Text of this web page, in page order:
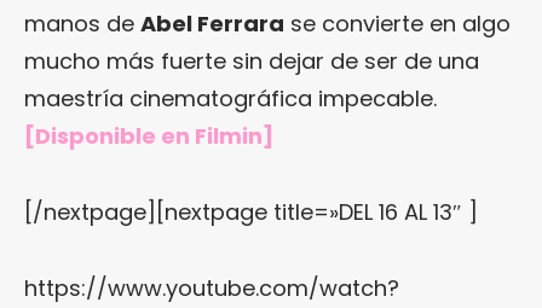
manos de Abel Ferrara se convierte en algo
mucho más fuerte sin dejar de ser de una
maestría cinematográfica impecable.
[Disponible en Filmin]
[/nextpage][nextpage title=»DEL 16 AL 13″ ]
https://www.youtube.com/watch?